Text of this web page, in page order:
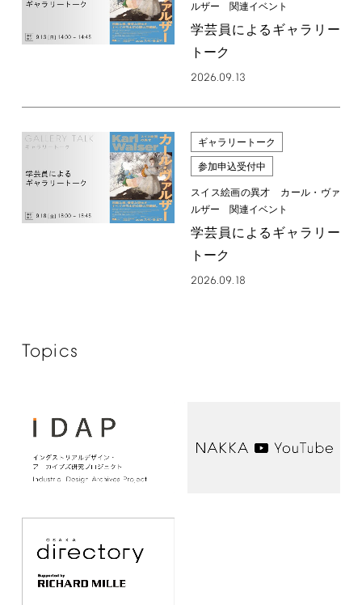
ルザー 関連イベント
学芸員によるギャラリー
トーク
2026.09.13
ギャラリートーク
参加申込受付中
スイス絵画の異才 カール・ヴァ
ルザー 関連イベント
学芸員によるギャラリー
トーク
2026.09.18
Topics